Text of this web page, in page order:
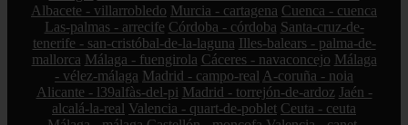
Albacete - villarrobledo Murcia - cartagena Cuenca - cuenca
Las-palmas - arrecife Córdoba - córdoba Santa-cruz-de-
tenerife - san-cristóbal-de-la-laguna Illes-balears - palma-de-
mallorca Málaga - fuengirola Cáceres - navaconcejo Málaga
- vélez-málaga Madrid - campo-real A-coruña - noia
Alicante - l39alfàs-del-pi Madrid - torrejón-de-ardoz Jaén -
alcalá-la-real Valencia - quart-de-poblet Ceuta - ceuta